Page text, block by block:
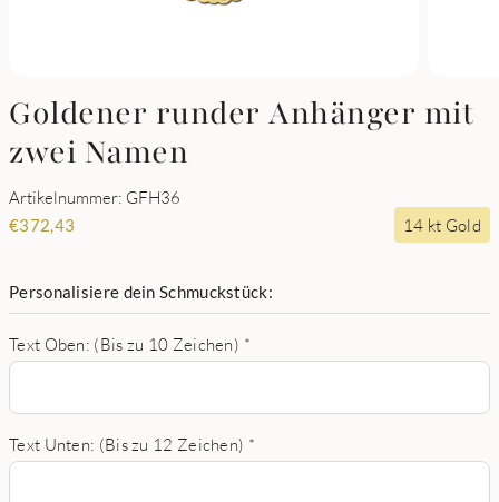
Goldener runder Anhänger mit
zwei Namen
Artikelnummer: GFH36
€372,43 14 kt Gold
Personalisiere dein Schmuckstück:
Text Oben: (Bis zu 10 Zeichen) *
Text Unten: (Bis zu 12 Zeichen) *